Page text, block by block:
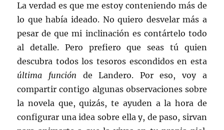
La verdad es que me estoy conteniendo más de
lo que había ideado. No quiero desvelar más a
pesar de que mi inclinación es contártelo todo
al detalle. Pero prefiero que seas tú quien
descubra todos los tesoros escondidos en esta
última función de Landero. Por eso, voy a
compartir contigo algunas observaciones sobre
la novela que, quizás, te ayuden a la hora de
configurar una idea sobre ella y, de paso, sirvan